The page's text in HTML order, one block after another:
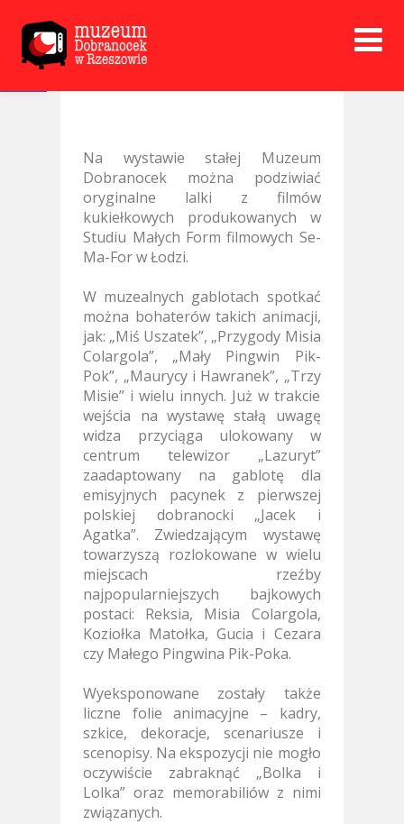
Open toolbar
Na wystawie stałej Muzeum
Dobranocek można podziwiać
oryginalne lalki z filmów
kukiełkowych produkowanych w
Studiu Małych Form filmowych Se-
Ma-For w Łodzi.
W muzealnych gablotach spotkać
można bohaterów takich animacji,
jak: „Miś Uszatek”, „Przygody Misia
Colargola”, „Mały Pingwin Pik-
Pok”, „Maurycy i Hawranek”, „Trzy
Misie” i wielu innych. Już w trakcie
wejścia na wystawę stałą uwagę
widza przyciąga ulokowany w
centrum telewizor „Lazuryt”
zaadaptowany na gablotę dla
emisyjnych pacynek z pierwszej
polskiej dobranocki „Jacek i
Agatka”. Zwiedzającym wystawę
towarzyszą rozlokowane w wielu
miejscach rzeźby
najpopularniejszych bajkowych
postaci: Reksia, Misia Colargola,
Koziołka Matołka, Gucia i Cezara
czy Małego Pingwina Pik-Poka.
Wyeksponowane zostały także
liczne folie animacyjne – kadry,
szkice, dekoracje, scenariusze i
scenopisy. Na ekspozycji nie mogło
oczywiście zabraknąć „Bolka i
Lolka”oraz memorabiliów z nimi
związanych.